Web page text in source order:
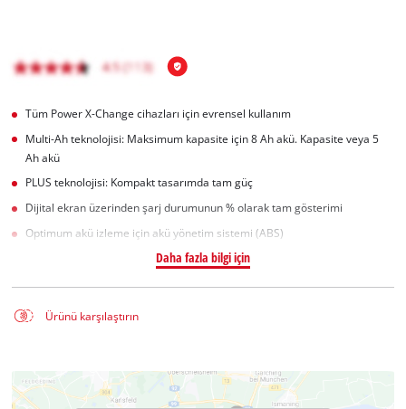
Tüm Power X-Change cihazları için evrensel kullanım
Multi-Ah teknolojisi: Maksimum kapasite için 8 Ah akü. Kapasite veya 5
Ah akü
PLUS teknolojisi: Kompakt tasarımda tam güç
Dijital ekran üzerinden şarj durumunun % olarak tam gösterimi
Optimum akü izleme için akü yönetim sistemi (ABS)
Daha fazla bilgi için
Ürünü karşılaştırın